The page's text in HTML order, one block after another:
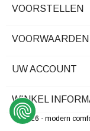
VOORSTELLEN
VOORWAARDEN
UW ACCOUNT
WINKEL
© 2026 - modern